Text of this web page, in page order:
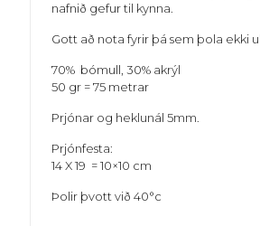
nafnið gefur til kynna.
Gott að nota fyrir þá sem þola ekki
70% bómull, 30% akrýl
50 gr = 75 metrar
Prjónar og heklunál 5mm.
Prjónfesta:
14 X 19 = 10×10 cm
Þolir þvott við 40°c